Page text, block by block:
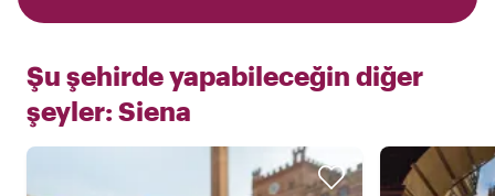
Şu şehirde yapabileceğin diğer
şeyler: Siena